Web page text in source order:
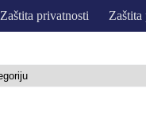
Zaštita privatnosti